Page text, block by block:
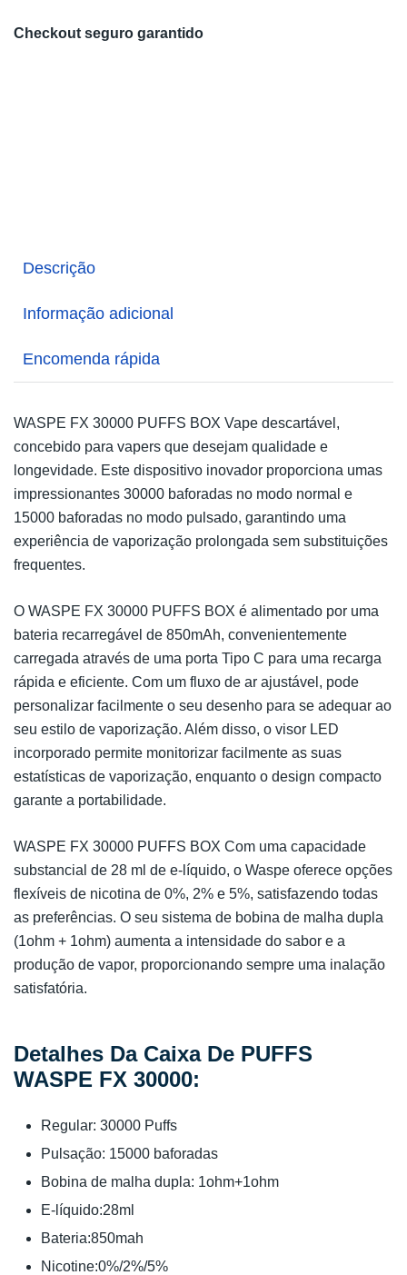
Checkout seguro garantido
Descrição
Informação adicional
Encomenda rápida
WASPE FX 30000 PUFFS BOX Vape descartável,
concebido para vapers que desejam qualidade e
longevidade. Este dispositivo inovador proporciona umas
impressionantes 30000 baforadas no modo normal e
15000 baforadas no modo pulsado, garantindo uma
experiência de vaporização prolongada sem substituições
frequentes.
O WASPE FX 30000 PUFFS BOX é alimentado por uma
bateria recarregável de 850mAh, convenientemente
carregada através de uma porta Tipo C para uma recarga
rápida e eficiente. Com um fluxo de ar ajustável, pode
personalizar facilmente o seu desenho para se adequar ao
seu estilo de vaporização. Além disso, o visor LED
incorporado permite monitorizar facilmente as suas
estatísticas de vaporização, enquanto o design compacto
garante a portabilidade.
WASPE FX 30000 PUFFS BOX Com uma capacidade
substancial de 28 ml de e-líquido, o Waspe oferece opções
flexíveis de nicotina de 0%, 2% e 5%, satisfazendo todas
as preferências. O seu sistema de bobina de malha dupla
(1ohm + 1ohm) aumenta a intensidade do sabor e a
produção de vapor, proporcionando sempre uma inalação
satisfatória.
Detalhes Da Caixa De PUFFS
WASPE FX 30000:
Regular: 30000 Puffs
Pulsação: 15000 baforadas
Bobina de malha dupla: 1ohm+1ohm
E-líquido:28ml
Bateria:850mah
Nicotine:0%/2%/5%